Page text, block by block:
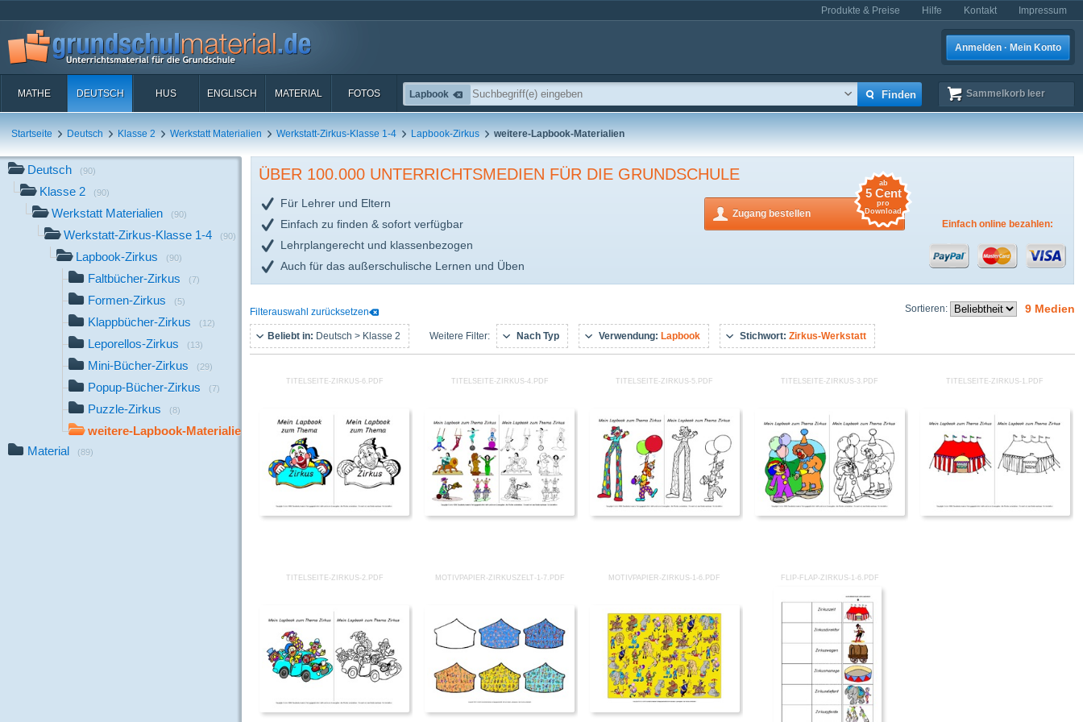
Produkte & Preise Hilfe Kontakt Impressum
Anmelden · Mein Konto
MATHE DEUTSCH HUS ENGLISCH MATERIAL FOTOS Sammelkorb leer
Lapbook
Startseite Deutsch Klasse 2 Werkstatt Materialien Werkstatt-Zirkus-Klasse 1-4 Lapbook-Zirkus weitere-Lapbook-Materialien
Deutsch (90)
Klasse 2 (90)
Werkstatt Materialien (90)
Werkstatt-Zirkus-Klasse 1-4 (90)
Lapbook-Zirkus (90)
Faltbücher-Zirkus (7)
Formen-Zirkus (5)
Klappbücher-Zirkus (12)
Leporellos-Zirkus (13)
Mini-Bücher-Zirkus (29)
Popup-Bücher-Zirkus (7)
Puzzle-Zirkus (8)
weitere-Lapbook-Materialien
Material (89)
ÜBER 100.000 UNTERRICHTSMEDIEN FÜR DIE GRUNDSCHULE
Für Lehrer und Eltern
Einfach zu finden & sofort verfügbar
Lehrplangerecht und klassenbezogen
Auch für das außerschulische Lernen und Üben
Zugang bestellen
ab
5 Cent
pro
Download
Einfach online bezahlen:
Sortieren: 9 Medien
Filterauswahl zurücksetzen
Beliebt in: Deutsch > Klasse 2 Weitere Filter: Nach Typ Verwendung: Lapbook Stichwort: Zirkus-Werkstatt
TITELSEITE-ZIRKUS-6.PDF TITELSEITE-ZIRKUS-4.PDF TITELSEITE-ZIRKUS-5.PDF TITELSEITE-ZIRKUS-3.PDF TITELSEITE-ZIRKUS-1.PDF
TITELSEITE-ZIRKUS-2.PDF MOTIVPAPIER-ZIRKUSZELT-1-7.PDF MOTIVPAPIER-ZIRKUS-1-6.PDF FLIP-FLAP-ZIRKUS-1-6.PDF